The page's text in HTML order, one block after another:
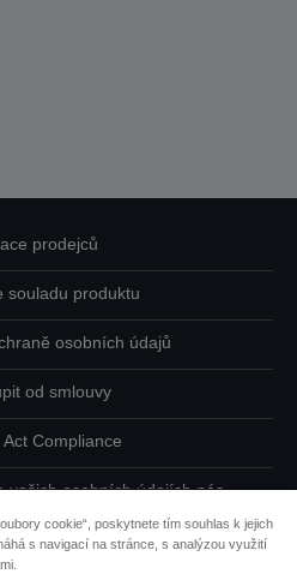
prodejců
souladu produktu
osobních údajů
od smlouvy
Act Compliance
vašich osobních údajích nás
souborech cookie
cookie“, poskytnete tím souhlas k jejich
s navigací na stránce, s analýzou využití